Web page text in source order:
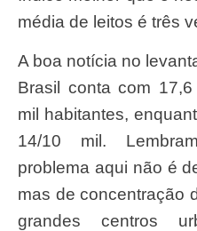
média de leitos é três
A boa notícia no levantamento da OMS é que o
Brasil conta com
mil habitantes,
14/10 mil.
problema aqui não é
mas de concentração
grandes centros